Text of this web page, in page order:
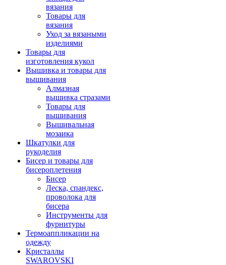
вязания
Товары для
вязания
Уход за вязаными
изделиями
Товары для
изготовления кукол
Вышивка и товары для
вышивания
Алмазная
вышивка стразами
Товары для
вышивания
Вышивальная
мозаика
Шкатулки для
рукоделия
Бисер и товары для
бисероплетения
Бисер
Леска, спандекс,
проволока для
бисера
Инструменты для
фурнитуры
Термоаппликации на
одежду
Кристаллы
SWAROVSKI